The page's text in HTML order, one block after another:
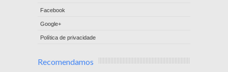
Facebook
Google+
Política de privacidade
Recomendamos